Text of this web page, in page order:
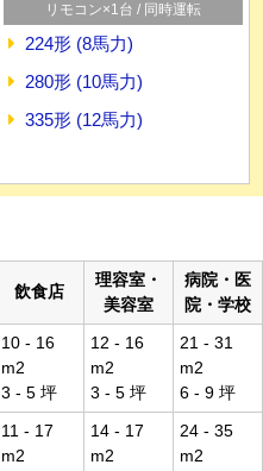
リモコン×1台 / 同時運転
224形 (8馬力)
280形 (10馬力)
335形 (12馬力)
飲食店
理容室・
美容室
病院・医
院・学校
10 - 16
m2
3 - 5 坪
12 - 16
m2
3 - 5 坪
21 - 31
m2
6 - 9 坪
11 - 17
m2
14 - 17
m2
24 - 35
m2